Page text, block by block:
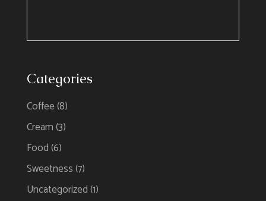
Categories
Coffee(8)
Cream(3)
Food(6)
Sweetness(7)
Uncategorized(1)